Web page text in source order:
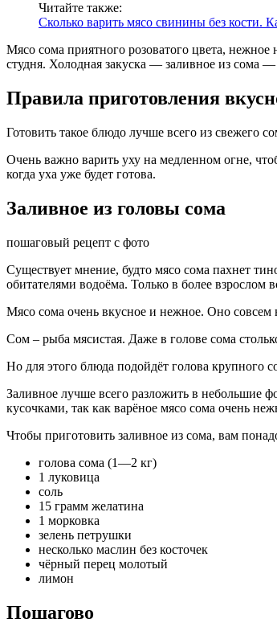
Читайте также:
Сколько варить мясо свинины без кости.
Мясо сома приятного розоватого цвета,
студня. Холодная закуска — заливное из сома
Правила приготовления
Готовить такое блюдо лучше всего из свежего
Очень важно варить уху на медленном огне,
когда уха уже будет готова.
Заливное из головы сома
пошаговый рецепт с фото
Существует мнение, будто мясо сома пахнет
обитателями водоёма. Только в более
Мясо сома очень вкусное и нежное. Оно
Сом – рыба мясистая. Даже в голове сома
Но для этого блюда подойдёт голова крупного
Заливное лучше всего разложить в небольшие
кусочками, так как варёное мясо сома очень
Чтобы приготовить заливное из сома, вам
голова сома (1—2 кг)
1 луковица
соль
15 грамм желатина
1 морковка
зелень петрушки
несколько маслин без косточек
чёрный перец молотый
лимон
Пошагово